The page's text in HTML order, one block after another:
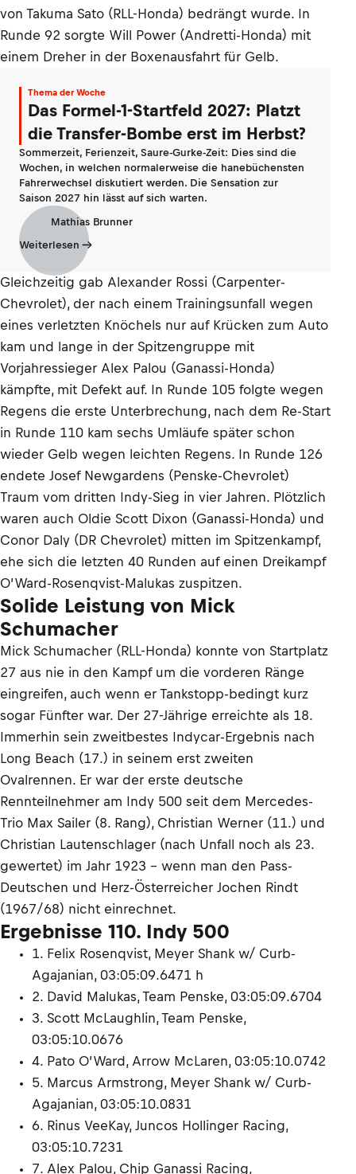
von Takuma Sato (RLL-Honda) bedrängt wurde. In
Runde 92 sorgte Will Power (Andretti-Honda) mit
einem Dreher in der Boxenausfahrt für Gelb.
Thema der Woche
Das Formel-1-Startfeld 2027: Platzt
die Transfer-Bombe erst im Herbst?
Sommerzeit, Ferienzeit, Saure-Gurke-Zeit: Dies sind die
Wochen, in welchen normalerweise die hanebüchensten
Fahrerwechsel diskutiert werden. Die Sensation zur
Saison 2027 hin lässt auf sich warten.
Mathias Brunner
Weiterlesen
Gleichzeitig gab Alexander Rossi (Carpenter-
Chevrolet), der nach einem Trainingsunfall wegen
eines verletzten Knöchels nur auf Krücken zum Auto
kam und lange in der Spitzengruppe mit
Vorjahressieger Alex Palou (Ganassi-Honda)
kämpfte, mit Defekt auf. In Runde 105 folgte wegen
Regens die erste Unterbrechung, nach dem Re-Start
in Runde 110 kam sechs Umläufe später schon
wieder Gelb wegen leichten Regens. In Runde 126
endete Josef Newgardens (Penske-Chevrolet)
Traum vom dritten Indy-Sieg in vier Jahren. Plötzlich
waren auch Oldie Scott Dixon (Ganassi-Honda) und
Conor Daly (DR Chevrolet) mitten im Spitzenkampf,
ehe sich die letzten 40 Runden auf einen Dreikampf
O’Ward-Rosenqvist-Malukas zuspitzen.
Solide Leistung von Mick
Schumacher
Mick Schumacher (RLL-Honda) konnte von Startplatz
27 aus nie in den Kampf um die vorderen Ränge
eingreifen, auch wenn er Tankstopp-bedingt kurz
sogar Fünfter war. Der 27-Jährige erreichte als 18.
Immerhin sein zweitbestes Indycar-Ergebnis nach
Long Beach (17.) in seinem erst zweiten
Ovalrennen. Er war der erste deutsche
Rennteilnehmer am Indy 500 seit dem Mercedes-
Trio Max Sailer (8. Rang), Christian Werner (11.) und
Christian Lautenschlager (nach Unfall noch als 23.
gewertet) im Jahr 1923 - wenn man den Pass-
Deutschen und Herz-Österreicher Jochen Rindt
(1967/68) nicht einrechnet.
Ergebnisse 110. Indy 500
1. Felix Rosenqvist, Meyer Shank w/ Curb-
Agajanian, 03:05:09.6471 h
2. David Malukas, Team Penske, 03:05:09.6704
3. Scott McLaughlin, Team Penske,
03:05:10.0676
4. Pato O’Ward, Arrow McLaren, 03:05:10.0742
5. Marcus Armstrong, Meyer Shank w/ Curb-
Agajanian, 03:05:10.0831
6. Rinus VeeKay, Juncos Hollinger Racing,
03:05:10.7231
7. Alex Palou, Chip Ganassi Racing,